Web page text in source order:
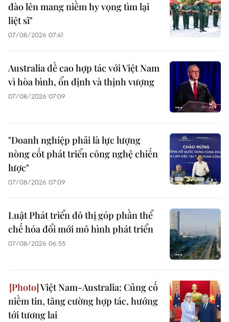
đào lên mang niềm hy vọng tìm lại
liệt sĩ"
07/08/2026 07:41
Australia đề cao hợp tác với Việt Nam
vì hòa bình, ổn định và thịnh vượng
07/08/2026 07:09
"Doanh nghiệp phải là lực lượng
nòng cốt phát triển công nghệ chiến
lược"
07/08/2026 07:09
Luật Phát triển đô thị góp phần thể
chế hóa đổi mới mô hình phát triển
07/08/2026 06:55
Việt Nam-Australia: Củng cố
niềm tin, tăng cường hợp tác, hướng
tới tương lai